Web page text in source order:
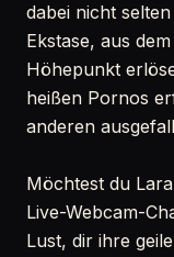
dabei nicht
Ekstase, aus
Höhepunkt
heißen Pornos
anderen
Möchtest du
Live-Webcam-
Lust, dir ihre